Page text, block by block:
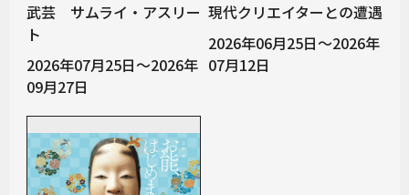
武芸 サムライ・アスリー
ト
2026年07月25日～2026年
09月27日
現代クリエイターとの遭遇
2026年06月25日～2026年
07月12日